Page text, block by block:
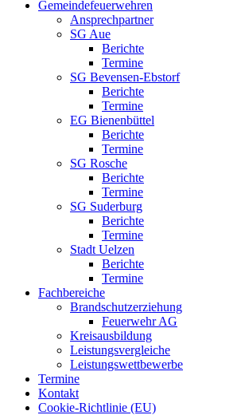
Gemeindefeuerwehren
Ansprechpartner
SG Aue
Berichte
Termine
SG Bevensen-Ebstorf
Berichte
Termine
EG Bienenbüttel
Berichte
Termine
SG Rosche
Berichte
Termine
SG Suderburg
Berichte
Termine
Stadt Uelzen
Berichte
Termine
Fachbereiche
Brandschutzerziehung
Feuerwehr AG
Kreisausbildung
Leistungsvergleiche
Leistungswettbewerbe
Termine
Kontakt
Cookie-Richtlinie (EU)